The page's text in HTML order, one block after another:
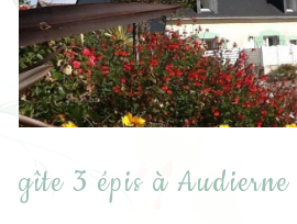
gîte 3 épis à Audierne